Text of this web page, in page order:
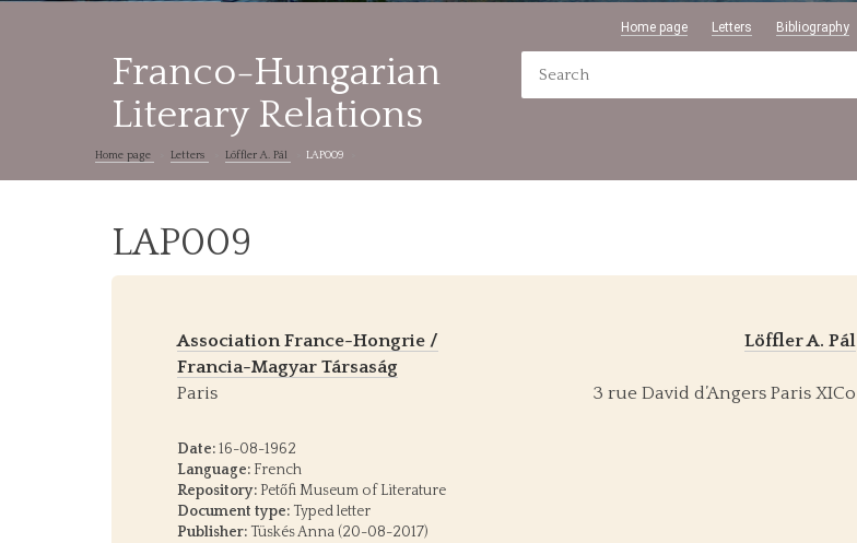
Home page Letters Bibliography
Franco-Hungarian
Literary Relations
Home page Letters Löffler A. Pál LAP009
LAP009
Association France-Hongrie /
Francia-Magyar Társaság
Löffler A. Pál
Paris 3 rue David d’Angers Paris XICo
Date:16-08-1962
Language: French
Repository: Petőfi Museum of Literature
Document type: Typed letter
Publisher: Tüskés Anna (20-08-2017)